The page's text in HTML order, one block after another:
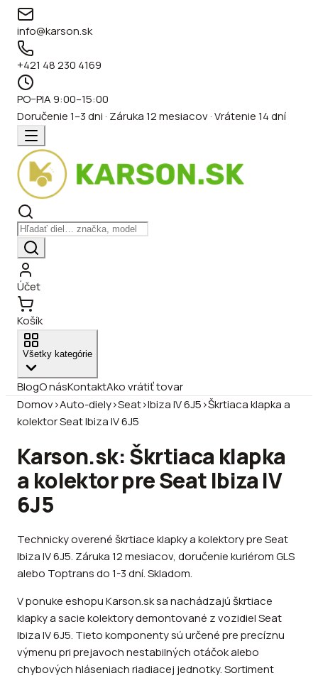
info@karson.sk
+421 48 230 4169
PO–PIA 9:00–15:00
Doručenie 1–3 dni · Záruka 12 mesiacov · Vrátenie 14 dní
Účet
Košík
Všetky kategórie
BlogO násKontaktAko vrátiť tovar
Domov›Auto-diely›Seat›Ibiza IV 6J5›Škrtiaca klapka a
kolektor Seat Ibiza IV 6J5
Karson.sk: Škrtiaca klapka
a kolektor pre Seat Ibiza IV
6J5
Technicky overené škrtiace klapky a kolektory pre Seat
Ibiza IV 6J5. Záruka 12 mesiacov, doručenie kuriérom GLS
alebo Toptrans do 1-3 dní. Skladom.
V ponuke eshopu Karson.sk sa nachádzajú škrtiace
klapky a sacie kolektory demontované z vozidiel Seat
Ibiza IV 6J5. Tieto komponenty sú určené pre precíznu
výmenu pri prejavoch nestabilných otáčok alebo
chybových hláseniach riadiacej jednotky. Sortiment